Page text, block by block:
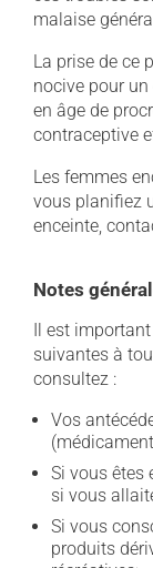
malaise
La prise de ce
nocive pour
en âge de
contraceptive
Les femmes
vous planifiez
enceinte,
Notes
Il est
suivantes à
consultez :
Vos
Si vous êtes
si vous
Si vous
produits